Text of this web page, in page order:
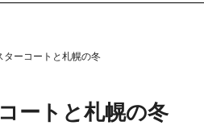
ターコートと札幌の冬
ートと札幌の冬